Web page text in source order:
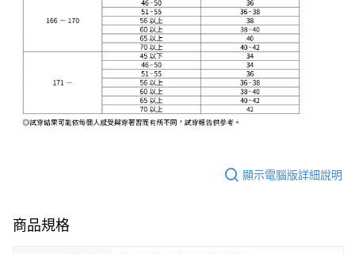
顯示電腦版詳細說明
商品規格